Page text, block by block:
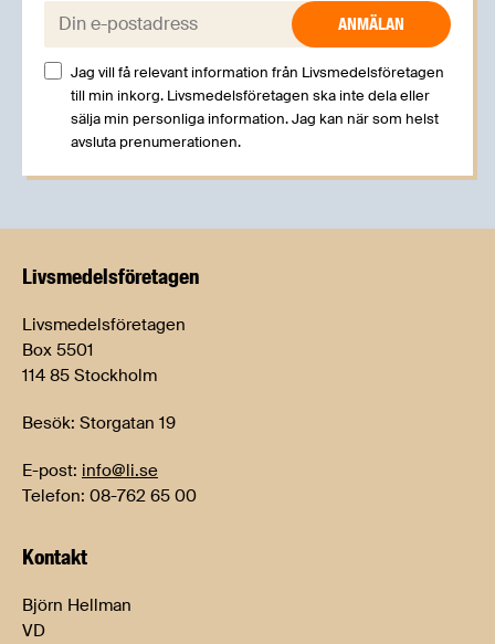
E-post:
Jag vill få relevant information från Livsmedelsföretagen
till min inkorg. Livsmedelsföretagen ska inte dela eller
sälja min personliga information. Jag kan när som helst
avsluta prenumerationen.
Livsmedels­företagen
Livsmedelsföretagen
Box 5501
114 85 Stockholm
Besök: Storgatan 19
E-post: info@li.se
Telefon: 08-762 65 00
Kontakt
Björn Hellman
VD